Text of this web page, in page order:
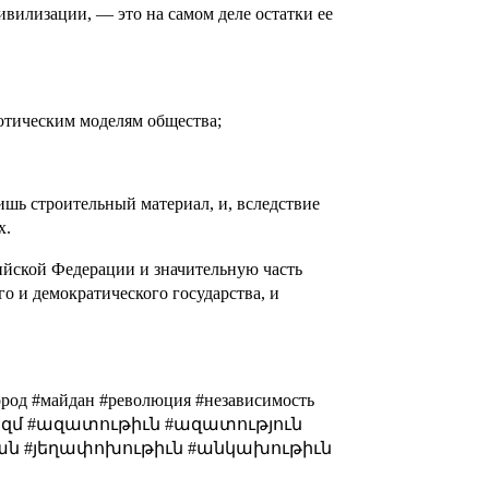
— это на самом деле остатки ее
моделям общества;
строительный материал, и, вследствие
Федерации и значительную часть
демократического государства, и
#майдан #революция #независимость
#ազատութիւն #ազատություն
#յեղափոխութիւն #անկախութիւն